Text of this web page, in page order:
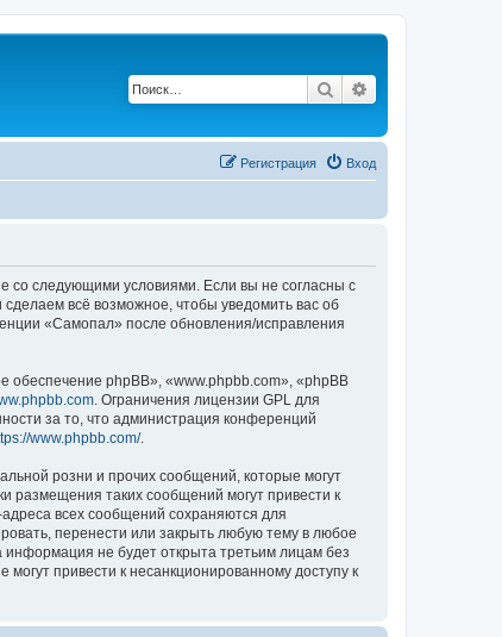
Поиск
Вход
Регистрация
следующими условиями. Если вы не согласны с
всё возможное, чтобы уведомить вас об
«Самопал» после обновления/исправления
phpBB», «www.phpbb.com», «phpBB
. Ограничения лицензии GPL для
за то, что администрация конференций
www.phpbb.com/.
розни и прочих сообщений, которые могут
размещения таких сообщений могут привести к
всех сообщений сохраняются для
перенести или закрыть любую тему в любое
информация не будет открыта третьим лицам без
привести к несанкционированному доступу к